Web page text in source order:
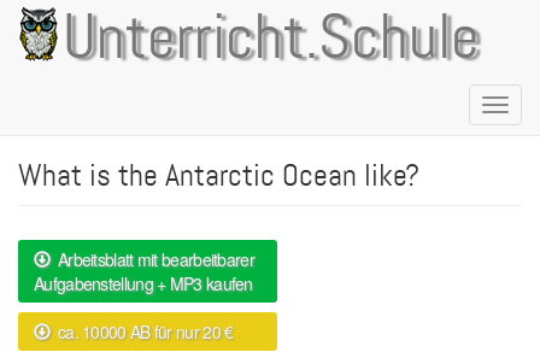
Direkt
zum
Inhalt
Unterricht.Schule
What is the Antarctic Ocean like?
Arbeitsblatt mit bearbeitbarer
Aufgabenstellung + MP3 kaufen
ca. 10000 AB für nur 20 €